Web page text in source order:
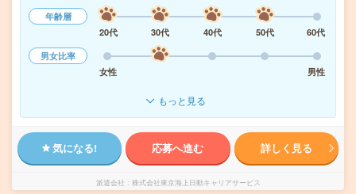
年齢層
20代
30代 40代 50代
60代
男女比率
女性
男性
もっと見る
気になる! 応募へ進む 詳しく見る
派遣会社 株式会社東京海上日動キャリアサービス